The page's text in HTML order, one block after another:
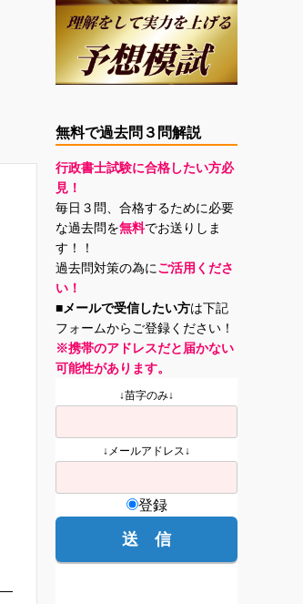
無料で過去問３問解説
行政書士試験に合格したい方必
見！
毎日３問、合格するために必要
な過去問を無料でお送りしま
す！！
過去問対策の為にご活用くださ
い！
■メールで受信したい方は下記
フォームからご登録ください！
※携帯のアドレスだと届かない
可能性があります。
↓苗字のみ↓
↓メールアドレス↓
登録